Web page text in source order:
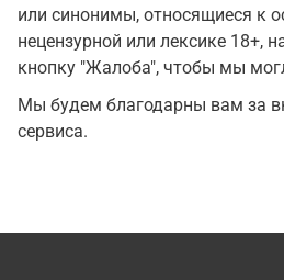
или синонимы, относящиеся к
нецензурной или лексике 18+,
кнопку "Жалоба", чтобы мы
Мы будем благодарны вам за
сервиса.